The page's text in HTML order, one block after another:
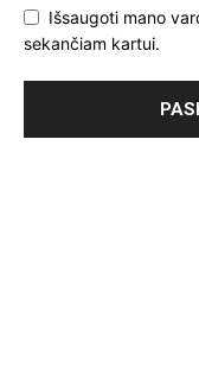
Išsaugoti mano
sekančiam kartui.